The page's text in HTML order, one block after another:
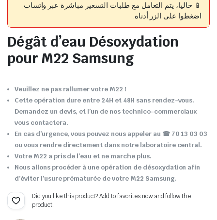
📱 حاليا، يتم التعامل مع طلبات التسعير مباشرة عبر واتساب.
اضغطوا على الزر أدناه.
Dégât d’eau Désoxydation
pour M22 Samsung
Veuillez ne pas rallumer votre M22 !
Cette opération dure entre 24H et 48H sans rendez-vous.
Demandez un devis, et l’un de nos technico-commerciaux
vous contactera.
En cas d’urgence, vous pouvez nous appeler au ☎ 70 13 03 03
ou vous rendre directement dans notre laboratoire central.
Votre M22 a pris de l’eau et ne marche plus.
Nous allons procéder à une opération de désoxydation afin
d’éviter l’usure prématurée de votre M22 Samsung.
Did you like this product? Add to favorites now and follow the
product.